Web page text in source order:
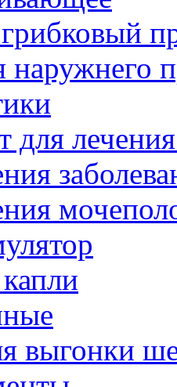
наружнего
для лечения
выгонки